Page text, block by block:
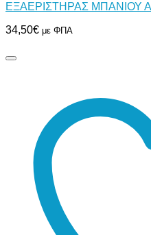
ΕΞΑΕΡΙΣΤΗΡΑΣ ΜΠΑΝΙΟΥ
34,50€ με ΦΠΑ